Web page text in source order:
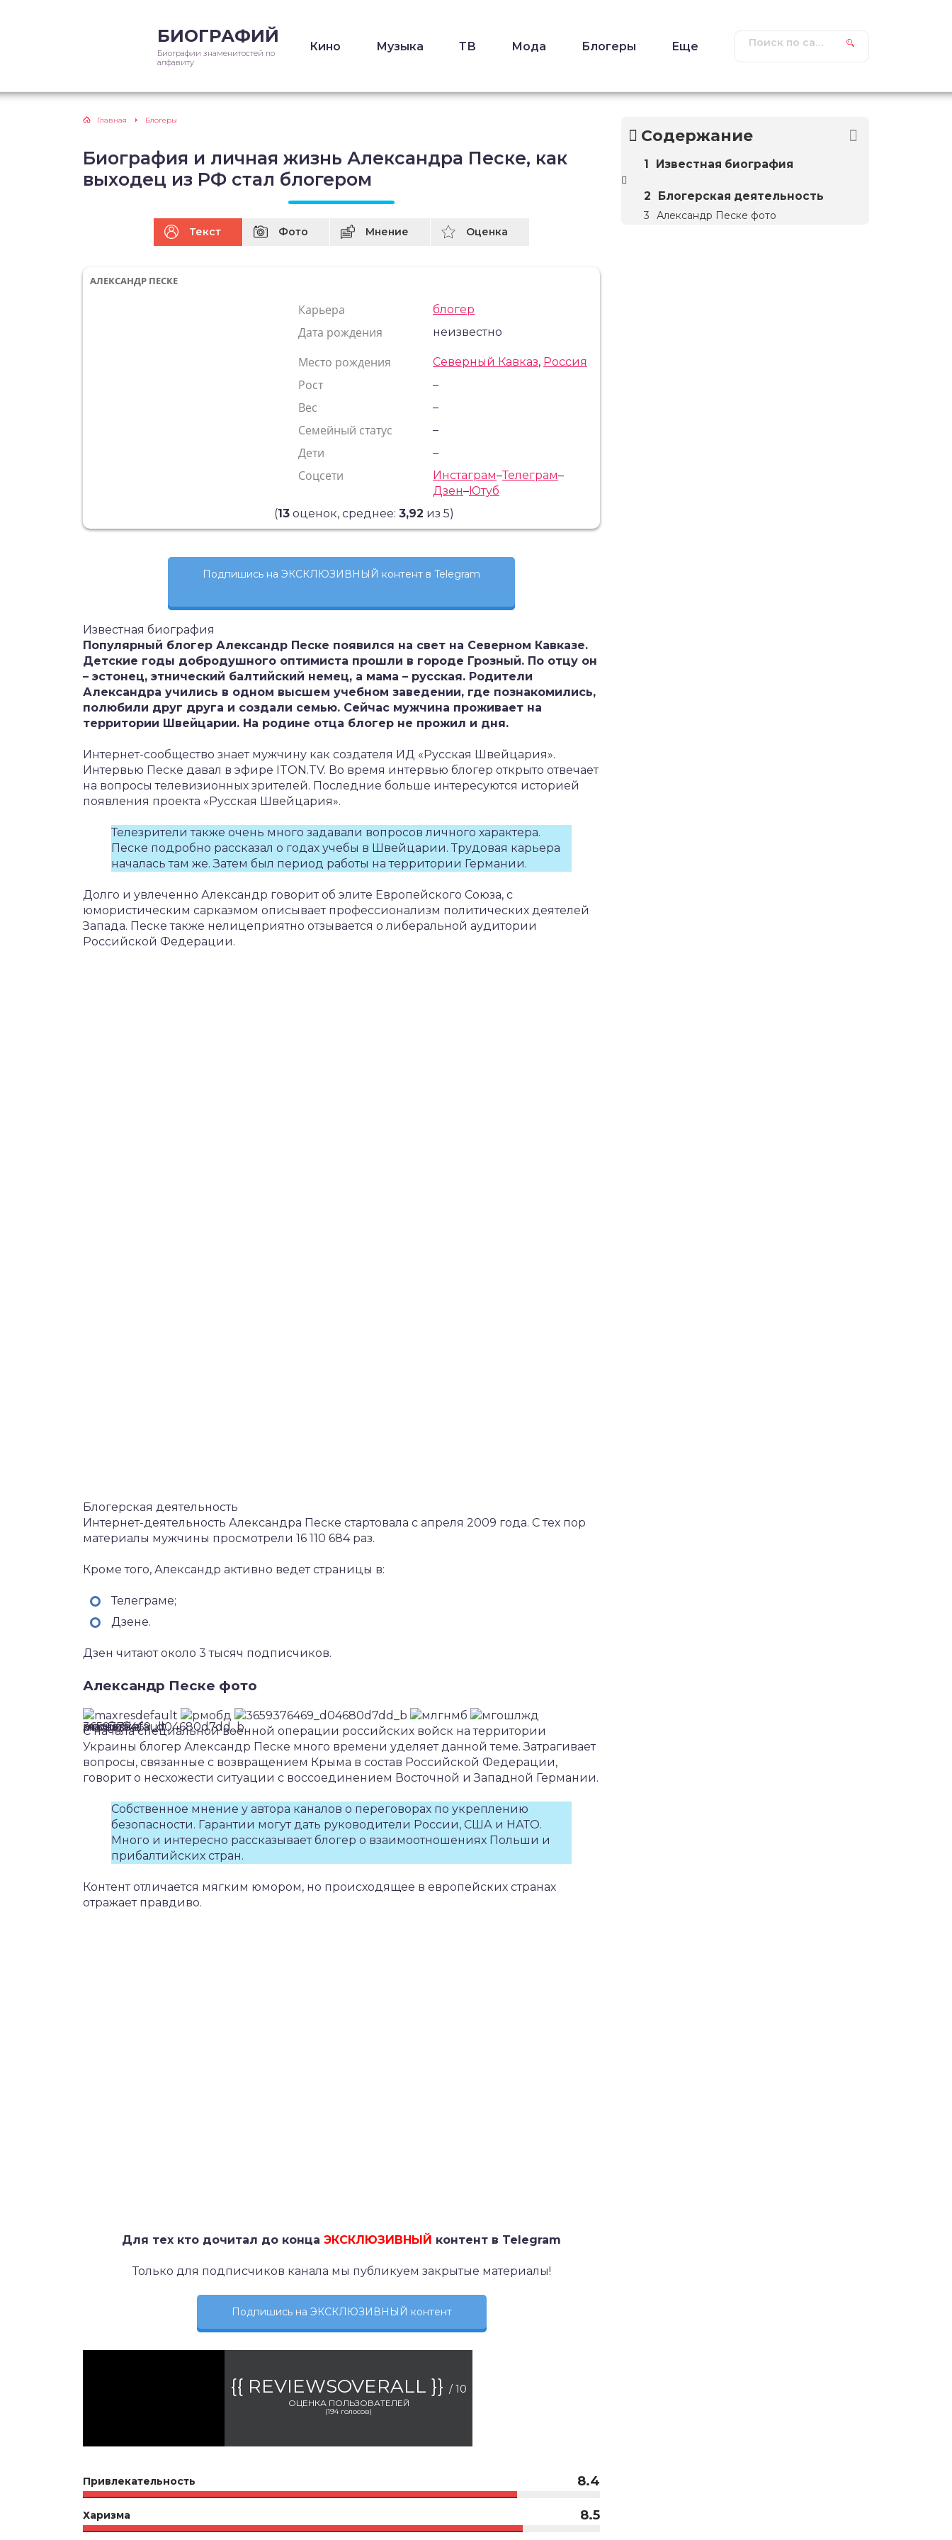
БИОГРАФИЙ
Биографии знаменитостей по
алфавиту
Кино Музыка ТВ Мода Блогеры Еще
Главная Блогеры
Биография и личная жизнь Александра Песке, как
выходец из РФ стал блогером
Текст Фото Мнение Оценка
АЛЕКСАНДР ПЕСКЕ
Карьера блогер
Дата рождения неизвестно
Место рождения Северный Кавказ, Россия
Рост –
Вес –
Семейный статус –
Дети –
Соцсети Инстаграм–Телеграм–
Дзен–Ютуб
(13 оценок, среднее:3,92 из 5)
Подпишись на ЭКСКЛЮЗИВНЫЙ контент в Telegram
Известная биография
Популярный блогер Александр Песке появился на свет на Северном Кавказе.
Детские годы добродушного оптимиста прошли в городе Грозный. По отцу он
– эстонец, этнический балтийский немец, а мама – русская. Родители
Александра учились в одном высшем учебном заведении, где познакомились,
полюбили друг друга и создали семью. Сейчас мужчина проживает на
территории Швейцарии. На родине отца блогер не прожил и дня.
Интернет-сообщество знает мужчину как создателя ИД «Русская Швейцария».
Интервью Песке давал в эфире ITON.TV. Во время интервью блогер открыто отвечает
на вопросы телевизионных зрителей. Последние больше интересуются историей
появления проекта «Русская Швейцария».
Телезрители также очень много задавали вопросов личного характера.
Песке подробно рассказал о годах учебы в Швейцарии. Трудовая карьера
началась там же. Затем был период работы на территории Германии.
Долго и увлеченно Александр говорит об элите Европейского Союза, с
юмористическим сарказмом описывает профессионализм политических деятелей
Запада. Песке также нелицеприятно отзывается о либеральной аудитории
Российской Федерации.
Блогерская деятельность
Интернет-деятельность Александра Песке стартовала с апреля 2009 года. С тех пор
материалы мужчины просмотрели 16 110 684 раз.
Кроме того, Александр активно ведет страницы в:
Телеграме;
Дзене.
Дзен читают около 3 тысяч подписчиков.
Александр Песке фото
С начала специальной военной операции российских войск на территории
Украины блогер Александр Песке много времени уделяет данной теме. Затрагивает
вопросы, связанные с возвращением Крыма в состав Российской Федерации,
говорит о несхожести ситуации с воссоединением Восточной и Западной Германии.
Собственное мнение у автора каналов о переговорах по укреплению
безопасности. Гарантии могут дать руководители России, США и НАТО.
Много и интересно рассказывает блогер о взаимоотношениях Польши и
прибалтийских стран.
Контент отличается мягким юмором, но происходящее в европейских странах
отражает правдиво.
Для тех кто дочитал до концаЭКСКЛЮЗИВНЫЙ контент в Telegram
Только для подписчиков канала мы публикуем закрытые материалы!
Подпишись на ЭКСКЛЮЗИВНЫЙ контент
{{ REVIEWSOVERALL }} / 10
ОЦЕНКА ПОЛЬЗОВАТЕЛЕЙ
(194голосов)
Привлекательность 8.4
Харизма 8.5
Содержание
Известная биография
Блогерская деятельность
Александр Песке фото